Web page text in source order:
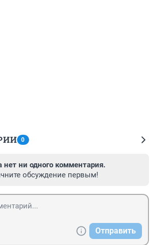
0
нет ни одного комментария.
обсуждение первым!
Отправить